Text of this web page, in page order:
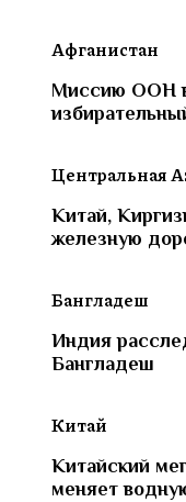
Афганистан
Миссию ООН в
Центральная
Китай,
железную
Бангладеш
Индия
Бангладеш
Китай
Китайский
меняет